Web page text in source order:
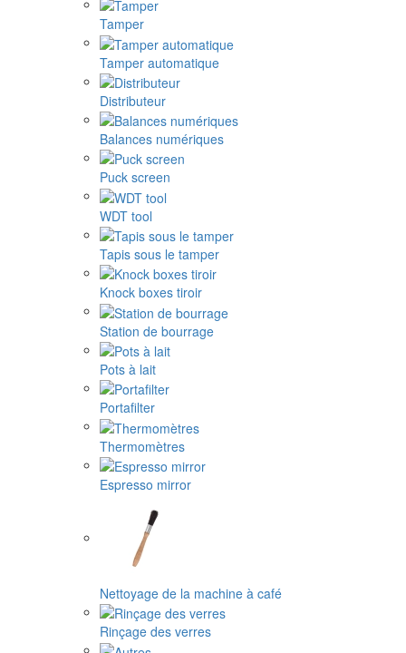
Tamper
Tamper automatique
Distributeur
Balances numériques
Puck screen
WDT tool
Tapis sous le tamper
Knock boxes tiroir
Station de bourrage
Pots à lait
Portafilter
Thermomètres
Espresso mirror
Nettoyage de la machine à café
Rinçage des verres